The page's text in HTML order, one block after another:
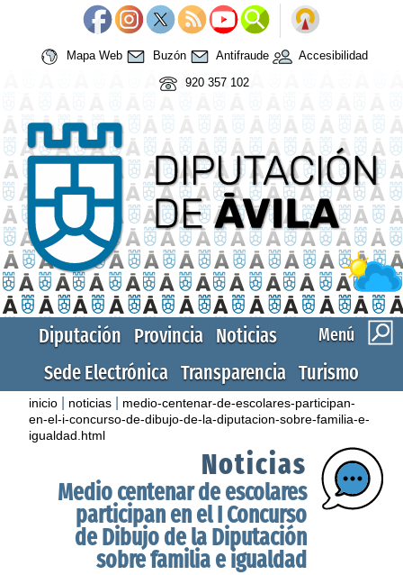
Mapa Web Buzón Antifraude
Accesibilidad
920 357 102
Menú
Diputación Provincia Noticias
Sede Electrónica Transparencia Turismo
inicio noticias
medio-centenar-de-escolares-participan-
en-el-i-concurso-de-dibujo-de-la-diputacion-sobre-familia-e-
igualdad.html
Noticias
Medio centenar de escolares
participan en el I Concurso
de Dibujo de la Diputación
sobre familia e igualdad